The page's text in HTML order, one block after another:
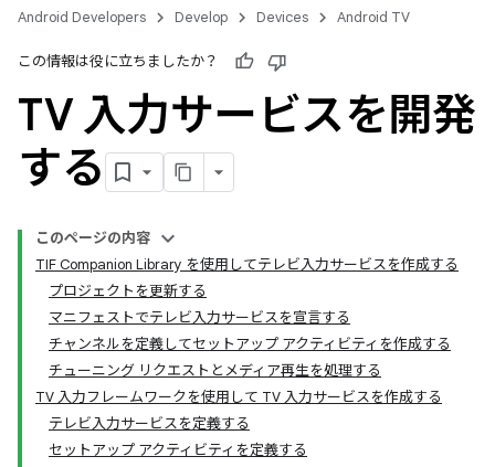
Android Developers Develop Devices Android TV
この情報は役に立ちましたか？
TV 入力サービスを開発
する
このページの内容
TIF Companion Library を使用してテレビ入力サービスを作成する
プロジェクトを更新する
マニフェストでテレビ入力サービスを宣言する
チャンネルを定義してセットアップ アクティビティを作成する
チューニング リクエストとメディア再生を処理する
TV 入力フレームワークを使用して TV 入力サービスを作成する
テレビ入力サービスを定義する
セットアップ アクティビティを定義する